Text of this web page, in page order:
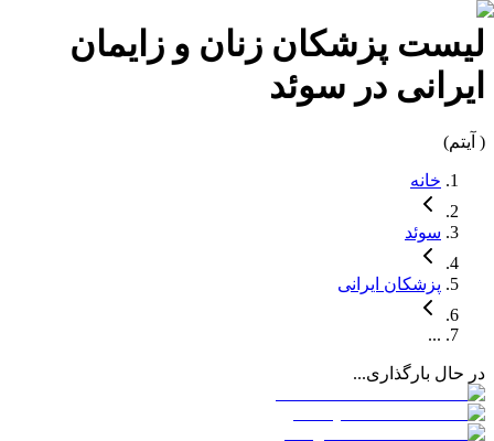
لیست پزشکان زنان و زایمان
ایرانی در سوئد
( آیتم)
خانه
سوئد
پزشکان ایرانی
...
در حال بارگذاری...